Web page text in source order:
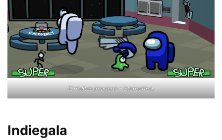
(Créditos Imagens – Starcutter).
Indiegala